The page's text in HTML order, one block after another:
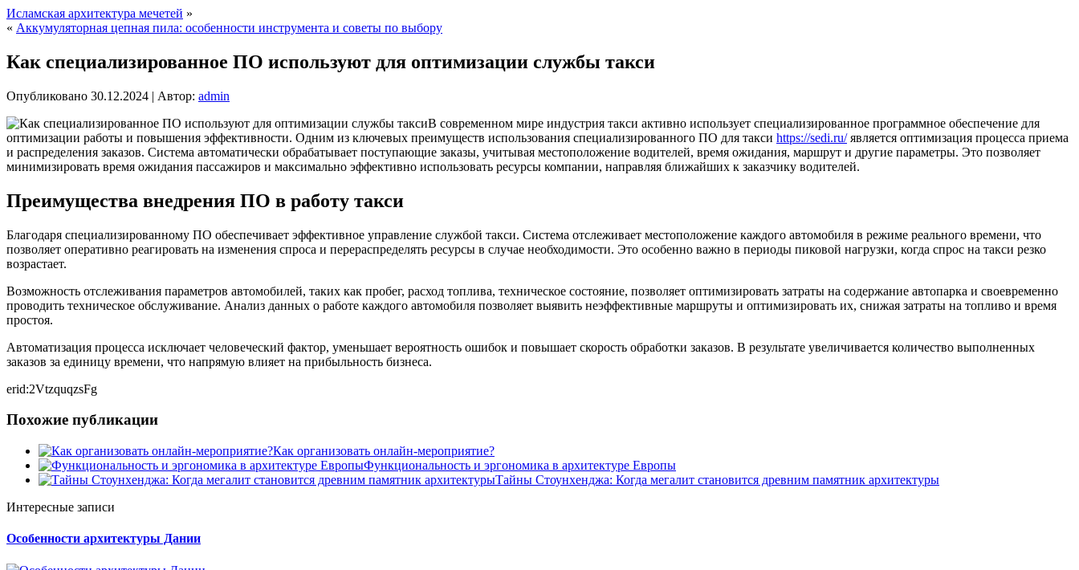
Исламская архитектура мечетей »
« Аккумуляторная цепная пила: особенности инструмента и советы по выбору
Как специализированное ПО используют для оптимизации службы такси
Опубликовано 30.12.2024 | Автор: admin
В современном мире индустрия такси активно использует специализированное программное обеспечение для
оптимизации работы и повышения эффективности. Одним из ключевых преимуществ использования специализированного ПО для такси https://sedi.ru/является оптимизация процесса приема
и распределения заказов. Система автоматически обрабатывает поступающие заказы, учитывая местоположение водителей, время ожидания, маршрут и другие параметры. Это позволяет
минимизировать время ожидания пассажиров и максимально эффективно использовать ресурсы компании, направляя ближайших к заказчику водителей.
Преимущества внедрения ПО в работу такси
Благодаря специализированному ПО обеспечивает эффективное управление службой такси. Система отслеживает местоположение каждого автомобиля в режиме реального времени, что
позволяет оперативно реагировать на изменения спроса и перераспределять ресурсы в случае необходимости. Это особенно важно в периоды пиковой нагрузки, когда спрос на такси резко
возрастает.
Возможность отслеживания параметров автомобилей, таких как пробег, расход топлива, техническое состояние, позволяет оптимизировать затраты на содержание автопарка и своевременно
проводить техническое обслуживание. Анализ данных о работе каждого автомобиля позволяет выявить неэффективные маршруты и оптимизировать их, снижая затраты на топливо и время
простоя.
Автоматизация процесса исключает человеческий фактор, уменьшает вероятность ошибок и повышает скорость обработки заказов. В результате увеличивается количество выполненных
заказов за единицу времени, что напрямую влияет на прибыльность бизнеса.
erid:2VtzquqzsFg
Похожие публикации
Как организовать онлайн-мероприятие?
Функциональность и эргономика в архитектуре Европы
Тайны Стоунхенджа: Когда мегалит становится древним памятник архитектуры
Интересные записи
Особенности архитектуры Дании